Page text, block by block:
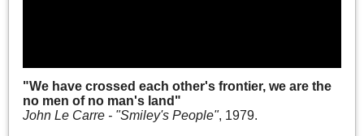
"We have crossed each other's frontier, we are the
no men of no man's land"
John Le Carre - "Smiley's People", 1979.